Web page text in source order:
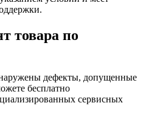
товара по
дефекты, допущенные
бесплатно
сервисных